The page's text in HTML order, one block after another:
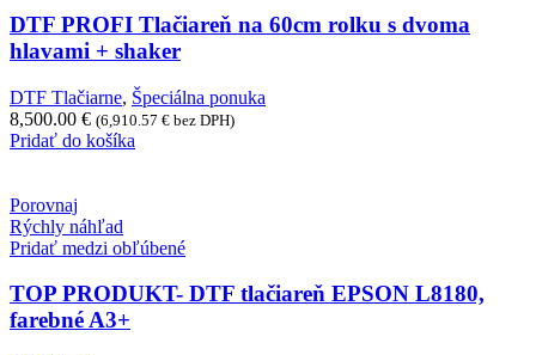
DTF PROFI Tlačiareň na 60cm rolku s dvoma
hlavami + shaker
DTF Tlačiarne, Špeciálna ponuka
8,500.00 € (6,910.57 € bez DPH)
Pridať do košíka
Porovnaj
Rýchly náhľad
Pridať medzi obľúbené
TOP PRODUKT- DTF tlačiareň EPSON L8180,
farebné A3+